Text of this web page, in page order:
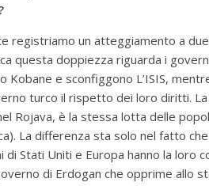
registriamo un atteggiamento a
questa doppiezza riguarda i
Kobane e sconfiggono L’ISIS,
turco il rispetto dei loro diritti.
Rojava, è la stessa lotta delle
La differenza sta solo nel fatto
Stati Uniti e Europa hanno la loro
di Erdogan che opprime allo